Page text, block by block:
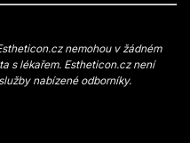
nemohou v žádném
s lékařem. Estheticon.cz není
nabízené odborníky.